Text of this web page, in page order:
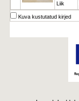
Liik
Kuva kustutatud kirjed